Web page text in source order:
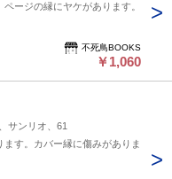
ージの縁にヤケがあります。
不死鳥BOOKS
￥1,060
サンリオ、61
す。カバー縁に傷みがありま